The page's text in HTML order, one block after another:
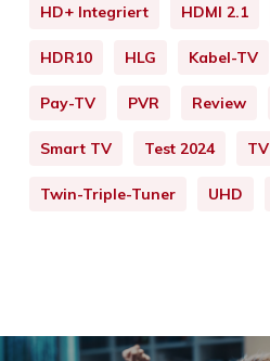
HD+ Integriert HDMI 2.1
HDR10 HLG Kabel-TV
Pay-TV PVR Review
Smart TV Test 2024 TV
Twin-Triple-Tuner UHD